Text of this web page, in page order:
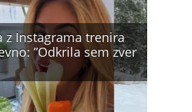
z Instagrama trenira
”Odkrila sem zver